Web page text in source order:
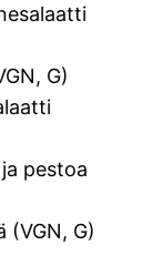
G)
pestoa
(VGN, G)